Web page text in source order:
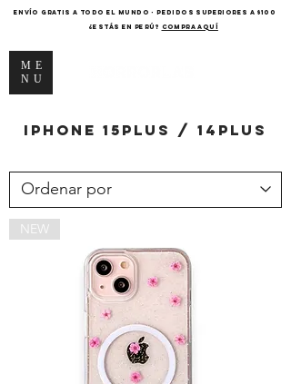
ME
NU
ENVÍO GRATIS A TODO EL MUNDO - PEDIDOS SUPERIORES A $100
¿Estás en Perú? COMPRA AQUÍ
iPhone 15Plus / 14Plus
NEW